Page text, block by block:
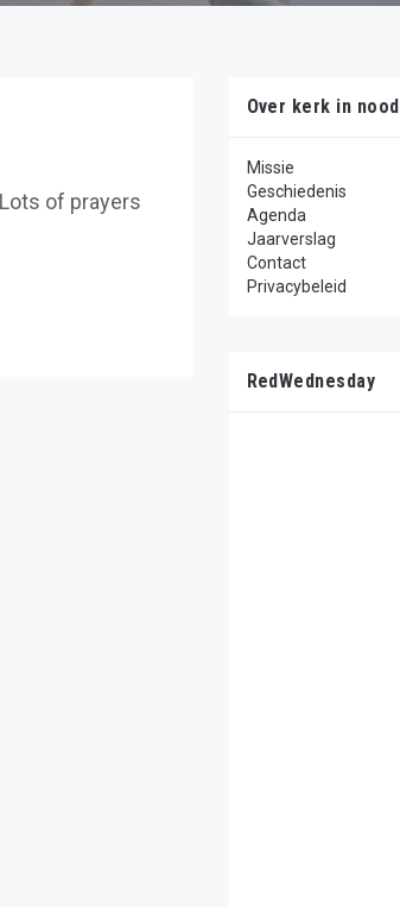
of prayers
Over kerk in nood
Missie
Geschiedenis
Agenda
Jaarverslag
Contact
Privacybeleid
RedWednesday